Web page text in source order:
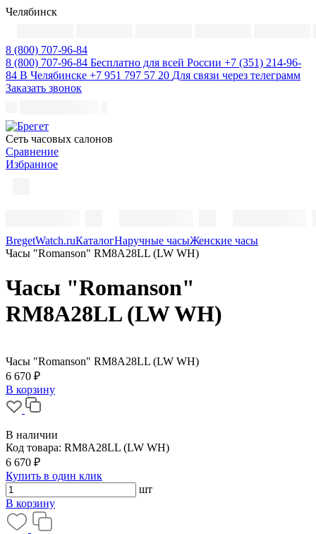
Челябинск
8 (800) 707-96-84
8 (800) 707-96-84 Бесплатно для всей России +7 (351) 214-96-
84 В Челябинске +7 951 797 57 20 Для связи через телеграмм
Заказать звонок
Cеть часовых салонов
Сравнение
Избранное
BregetWatch.ruКаталогНаручные часыЖенские часы
Часы "Romanson" RM8A28LL (LW WH)
Часы "Romanson"
RM8A28LL (LW WH)
Часы "Romanson" RM8A28LL (LW WH)
6 670 ₽
В корзину
В наличии
Код товара: RM8A28LL (LW WH)
6 670 ₽
Купить в один клик
шт
В корзину